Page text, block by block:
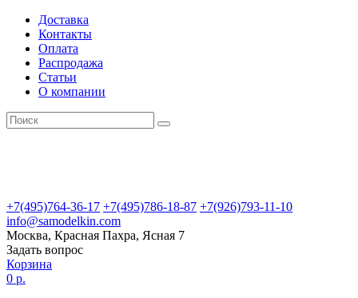
Доставка
Контакты
Оплата
Распродажа
Статьи
О компании
+7(495)764-36-17 +7(495)786-18-87 +7(926)793-11-10
info@samodelkin.com
Москва, Красная Пахра, Ясная 7
Задать вопрос
Корзина
0 р.